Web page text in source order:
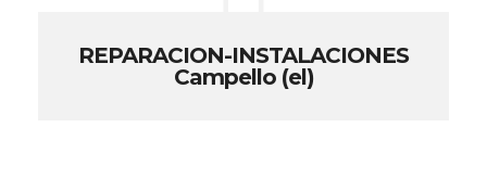
REPARACION-INSTALACIONES
Campello (el)